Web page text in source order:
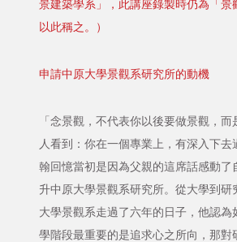
景建築學系」，此講座錄製時仍為「景
以此稱之。）
申請中原大學景觀系研究所的動機
「念景觀，不代表你以後要做景觀，
人看到：你在一個專業上，有深入下去
翰回憶當初是因為父親的這席話感動了
升中原大學景觀系研究所。從大學到研
大學景觀系走過了六年的日子，他認為
學階段最重要的是追求心之所向，那對